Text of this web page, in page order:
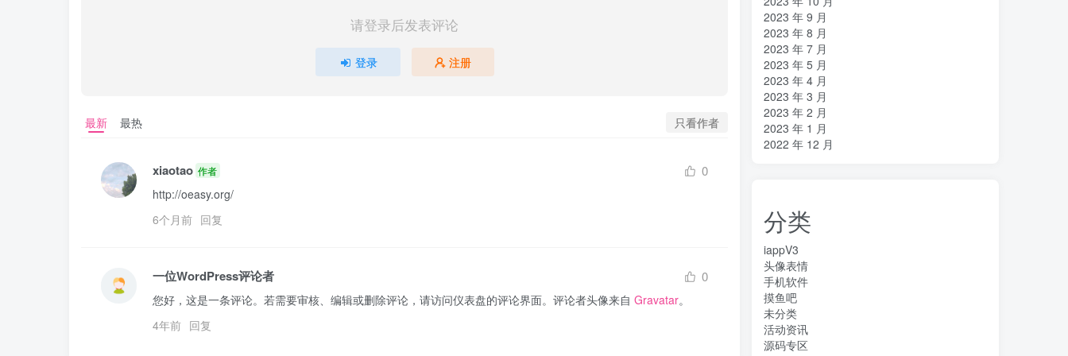
请登录后发表评论
登录 注册
最新 最热 只看作者
xiaotao 作者 0
http://oeasy.org/
6个月前 回复
一位WordPress评论者 0
您好，这是一条评论。若需要审核、编辑或删除评论，请访问仪表盘的评论界面。评论者头像来自 Gravatar。
4年前 回复
2023 年 9 月
2023 年 8 月
2023 年 7 月
2023 年 5 月
2023 年 4 月
2023 年 3 月
2023 年 2 月
2023 年 1 月
2022 年 12 月
分类
iappV3
头像表情
手机软件
摸鱼吧
未分类
活动资讯
源码专区